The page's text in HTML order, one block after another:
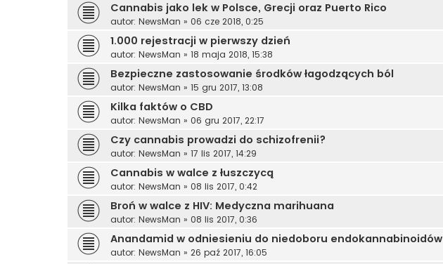
Cannabis jako lek w Polsce, Grecji oraz Puerto Rico
autor: NewsMan » 06 cze 2018, 0:25
1.000 rejestracji w pierwszy dzień
autor: NewsMan » 18 maja 2018, 15:38
Bezpieczne zastosowanie środków łagodzących ból
autor: NewsMan » 15 gru 2017, 13:08
Kilka faktów o CBD
autor: NewsMan » 06 gru 2017, 22:17
Czy cannabis prowadzi do schizofrenii?
autor: NewsMan » 17 lis 2017, 14:29
Cannabis w walce z łuszczycą
autor: NewsMan » 08 lis 2017, 0:42
Broń w walce z HIV: Medyczna marihuana
autor: NewsMan » 08 lis 2017, 0:36
Anandamid w odniesieniu do niedoboru endokannabinoidów
autor: NewsMan » 26 paź 2017, 16:05